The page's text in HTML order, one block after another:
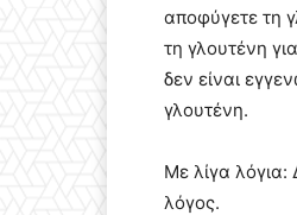
αποφύγετε τη
τη γλουτένη
δεν είναι
γλουτένη.
Με λίγα λόγια:
λόγος.